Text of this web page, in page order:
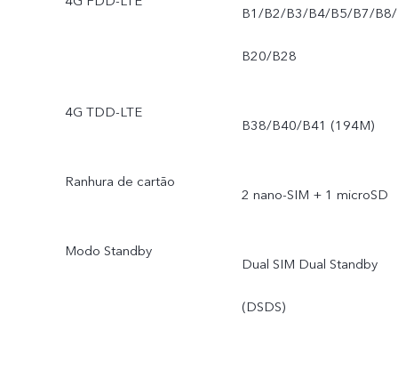
B1/B2/B3/B4/B5/B7/B8/
B20/B28
4G TDD-LTE
B38/B40/B41 (194M)
Ranhura de cartão
2 nano-SIM + 1 microSD
Modo Standby
Dual SIM Dual Standby
(DSDS)